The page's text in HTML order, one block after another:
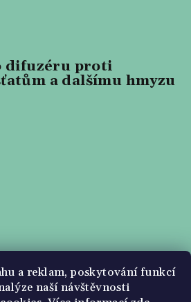
a reklam, poskytování funkcí
naší návštěvnosti
difuzéru proti
a dalšímu hmyzu